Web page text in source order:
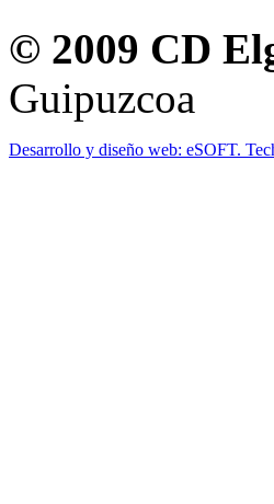
© 2009 CD
Guipuzcoa
Desarrollo y diseño web: eSOFT.